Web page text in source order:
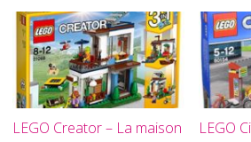
LEGO Creator – La maison
LEGO